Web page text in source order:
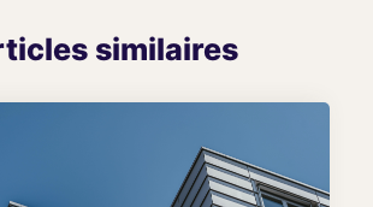
similaires